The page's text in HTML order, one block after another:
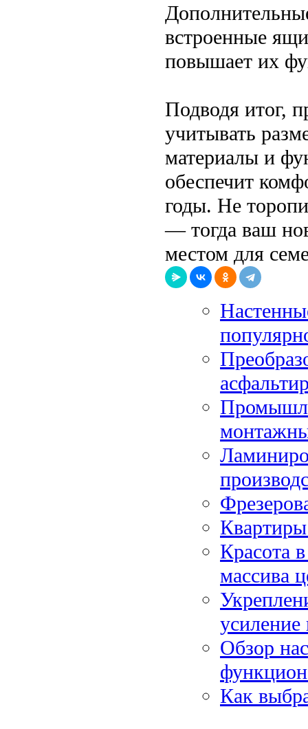
встроенные
повышает их
Подводя итог,
учитывать
материалы и
обеспечит
годы. Не
— тогда ваш
местом для
Квартиры
Красота
массива
усиление
Обзор
Как